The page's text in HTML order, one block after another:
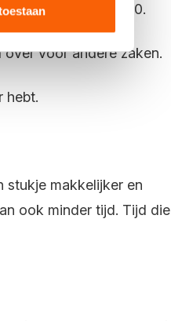
CSV of MT940.
voor andere zaken.
hebt.
stukje makkelijker en
ook minder tijd. Tijd die